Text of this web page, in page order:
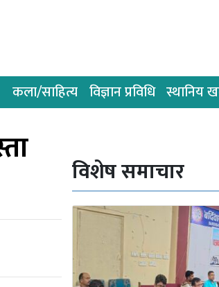
कला/साहित्य विज्ञान प्रविधि स्थानिय
विशेष समाचार